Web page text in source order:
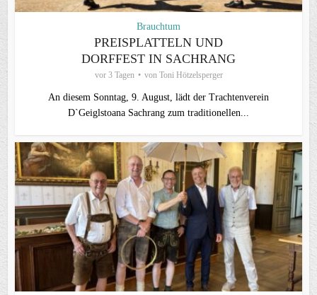
Brauchtum
PREISPLATTELN UND
DORFFEST IN SACHRANG
vor 3 Tagen von Toni Hötzelsperger
An diesem Sonntag, 9. August, lädt der Trachtenverein
D`Geiglstoana Sachrang zum traditionellen...